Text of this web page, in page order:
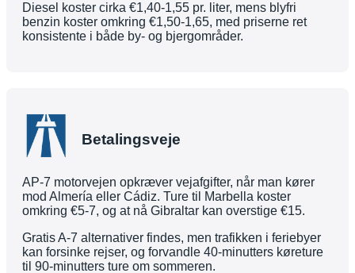
Diesel koster cirka €1,40-1,55 pr. liter, mens blyfri
benzin koster omkring €1,50-1,65, med priserne ret
konsistente i både by- og bjergområder.
Betalingsveje
AP-7 motorvejen opkræver vejafgifter, når man kører
mod Almería eller Cádiz. Ture til Marbella koster
omkring €5-7, og at nå Gibraltar kan overstige €15.
Gratis A-7 alternativer findes, men trafikken i feriebyer
kan forsinke rejser, og forvandle 40-minutters køreture
til 90-minutters ture om sommeren.